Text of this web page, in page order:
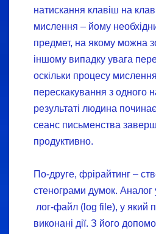
натискання клавіш на
мислення – йому
предмет, на якому можна
іншому випадку увага
оскільки процесу
перескакування з одного
результаті людина
сеанс письменства
продуктивно.
По-друге, фрірайтинг –
стенограми думок. Аналог
лог-файл (log file), у який
виконані дії. З його